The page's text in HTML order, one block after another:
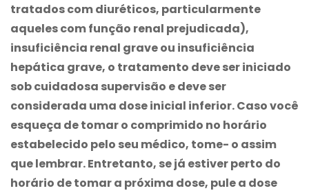
tratados com diuréticos, particularmente
aqueles com função renal prejudicada),
insuficiência renal grave ou insuficiência
hepática grave, o tratamento deve ser iniciado
sob cuidadosa supervisão e deve ser
considerada uma dose inicial inferior. Caso você
esqueça de tomar o comprimido no horário
estabelecido pelo seu médico, tome- o assim
que lembrar. Entretanto, se já estiver perto do
horário de tomar a próxima dose, pule a dose